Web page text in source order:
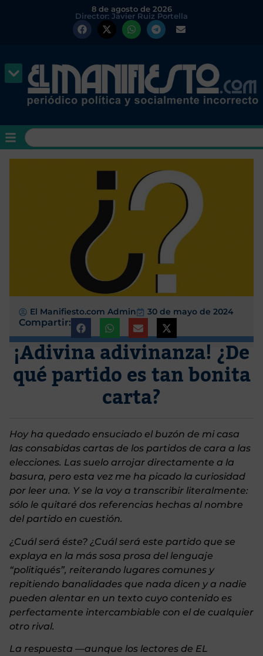
8 de agosto de 2026
Director: Javier Ruiz Portella
El Manifiesto.com Admin 30 de mayo de 2024
Compartir:
¡Adivina adivinanza! ¿De
qué partido es tan bonita
carta?
Hoy ha quedado ensuciado el buzón de mi casa
las consabidas cartas de los partidos de cara a las
elecciones. Las suelo arrojar directamente a la
basura, pero esta vez me ha picado la curiosidad
por leer una. Y se la voy a transcribir literalmente:
sólo le quitaré dos referencias hechas al nombre
del partido en cuestión.
¿Cuál será éste? ¿Cuál será este partido que se
explaya en la más sosa prosa del lenguaje
“politiqués”, reiterando lugares comunes y
repitiendo banalidades que nada dicen y a nadie
pueden alentar en un texto cuyo contenido es
perfectamente intercambiable con el de cualquier
otro rival.
La respuesta —aunque los lectores de EL